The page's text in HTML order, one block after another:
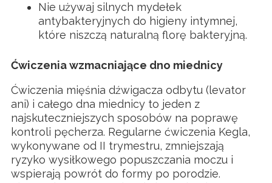
Nie używaj silnych mydełek
antybakteryjnych do higieny intymnej,
które niszczą naturalną florę bakteryjną.
Ćwiczenia wzmacniające dno miednicy
Ćwiczenia mięśnia dźwigacza odbytu (levator
ani) i całego dna miednicy to jeden z
najskuteczniejszych sposobów na poprawę
kontroli pęcherza. Regularne ćwiczenia Kegla,
wykonywane od II trymestru, zmniejszają
ryzyko wysiłkowego popuszczania moczu i
wspierają powrót do formy po porodzie.